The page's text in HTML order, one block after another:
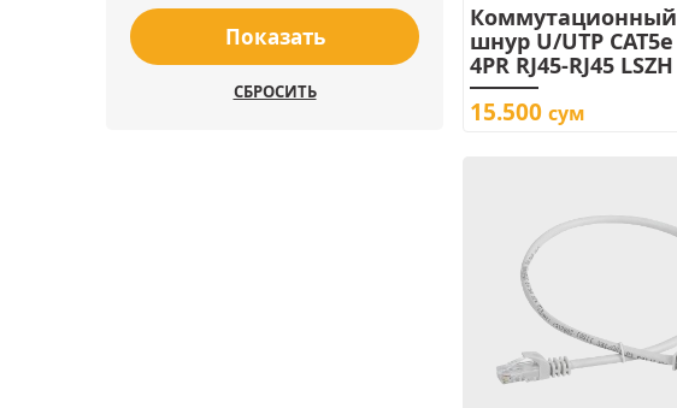
Показать
СБРОСИТЬ
Коммутационный
шнур U/UTP CAT5e
4PR RJ45-RJ45 LSZH
15.500 сум